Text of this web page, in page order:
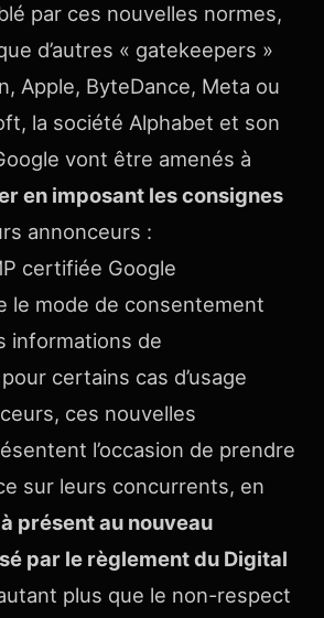
par ces nouvelles normes,
d’autres « gatekeepers »
Apple, ByteDance, Meta ou
la société Alphabet et son
vont être amenés à
en imposant les consignes
annonceurs :
certifiée Google
le mode de consentement
informations de
certains cas d’usage
ces nouvelles
l’occasion de prendre
sur leurs concurrents, en
présent au nouveau
par le règlement du Digital
plus que le non-respect